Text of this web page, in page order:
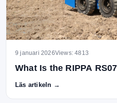
9 januari 2026Views: 4813
What Is the RIPPA
Läs artikeln →